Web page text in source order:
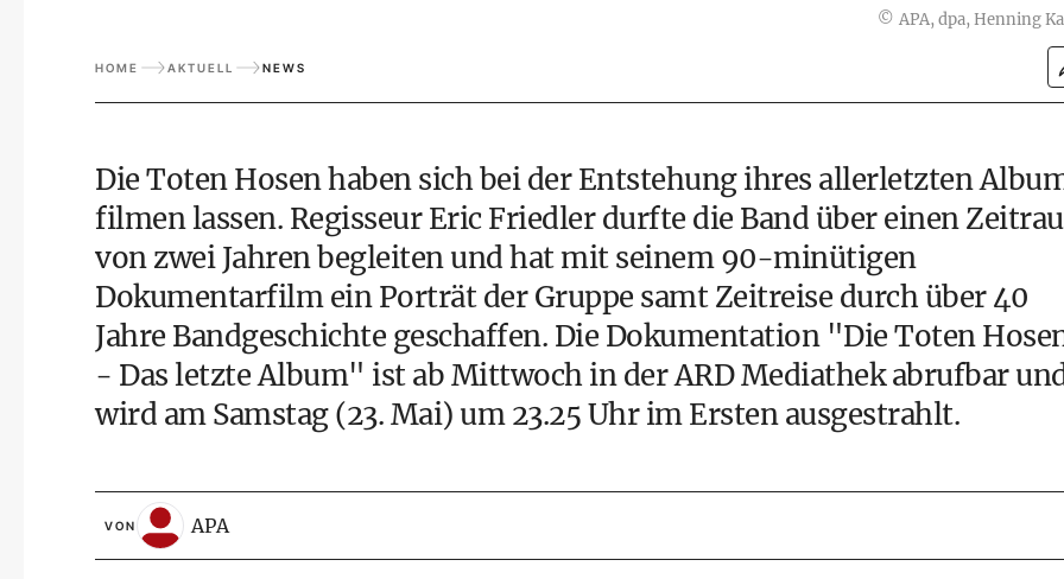
© APA, dpa, Henning
HOME AKTUELL NEWS
Die Toten Hosen haben sich bei der Entstehung ihres allerletzten
filmen lassen. Regisseur Eric Friedler durfte die Band über einen
von zwei Jahren begleiten und hat mit seinem 90-minütigen
Dokumentarfilm ein Porträt der Gruppe samt Zeitreise durch über 40
Jahre Bandgeschichte geschaffen. Die Dokumentation "Die Toten
- Das letzte Album" ist ab Mittwoch in der ARD Mediathek abrufbar
wird am Samstag (23. Mai) um 23.25 Uhr im Ersten ausgestrahlt.
VON APA